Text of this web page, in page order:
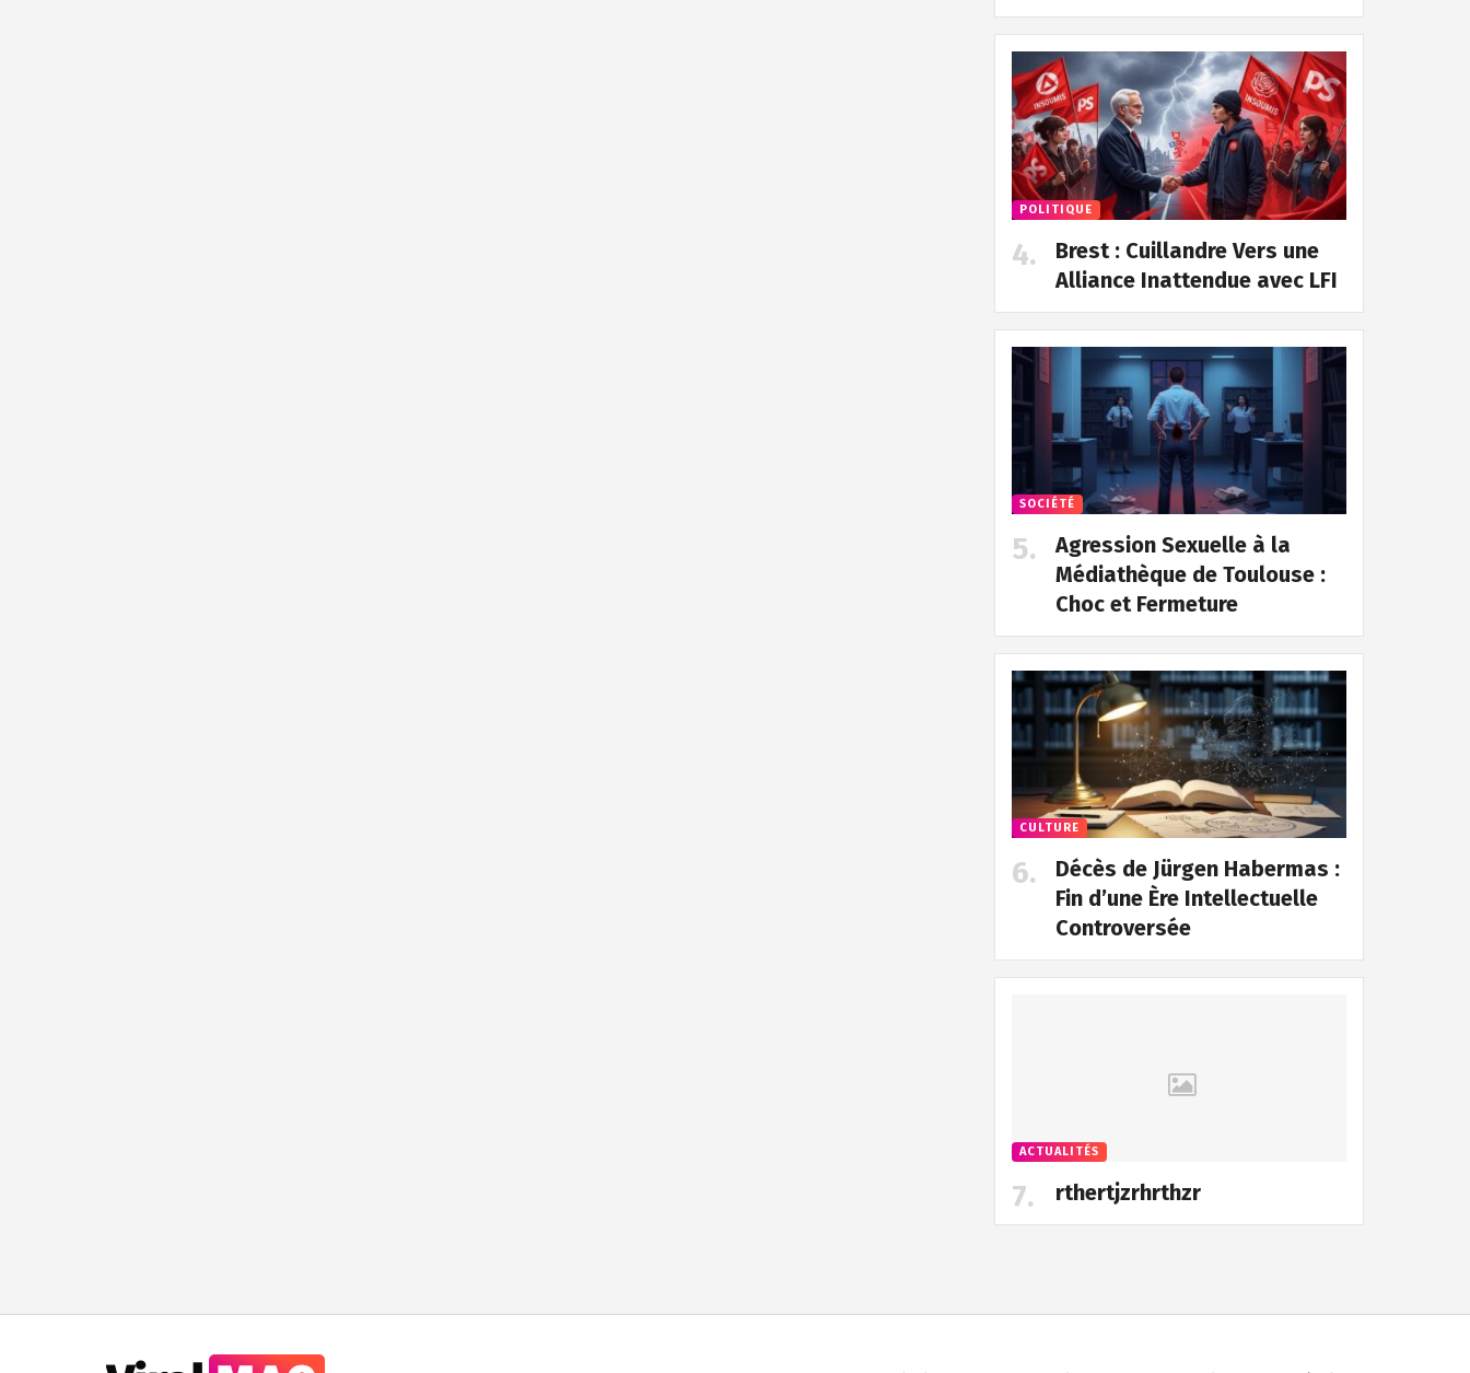
POLITIQUE
Brest : Cuillandre Vers une
Alliance Inattendue avec LFI
SOCIÉTÉ
Agression Sexuelle à la
Médiathèque de Toulouse :
Choc et Fermeture
CULTURE
Décès de Jürgen Habermas :
Fin d’une Ère Intellectuelle
Controversée
ACTUALITÉS
rthertjzrhrthzr